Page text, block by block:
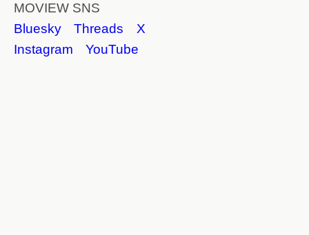
MOVIEW SNS
Bluesky
Threads
X
Instagram
YouTube